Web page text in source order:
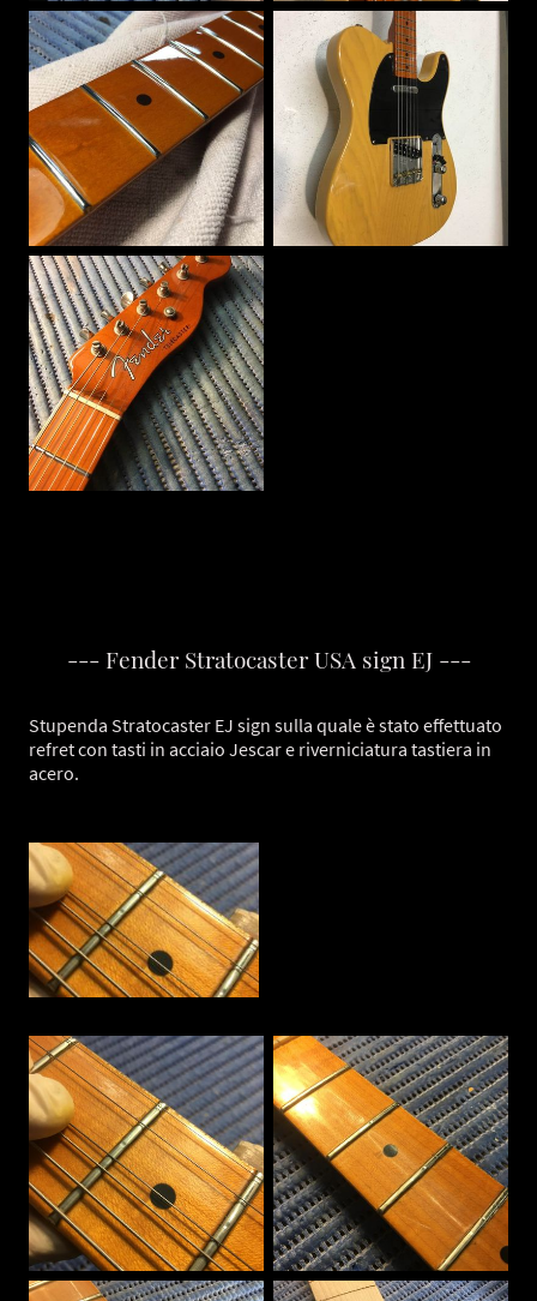
--- Fender Stratocaster USA sign EJ ---
Stupenda Stratocaster EJ sign sulla quale è stato effettuato
refret con tasti in acciaio Jescar e riverniciatura tastiera in
acero.